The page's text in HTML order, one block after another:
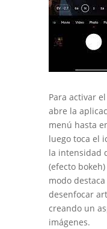
Para activar
abre la
menú hasta
luego toca el
la intensidad
(efecto
modo
desenfocar
creando un
imágenes.